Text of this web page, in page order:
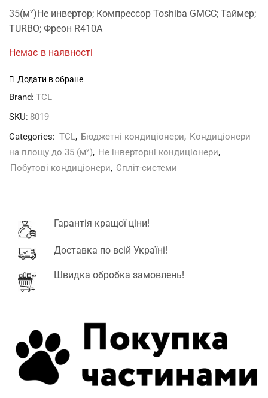
was:
35(м²)Не инвертор; Компрессор Toshiba GMCC; Таймер;
TURBO; Фреон R410А
Немає в наявності
Додати в обране
Brand: TCL
SKU: 8019
Categories: TCL , Бюджетні кондиціонери, Кондиціонери
на площу до 35 (м²), Не інверторні кондиціонери,
Побутові кондиціонери, Спліт-системи
Гарантія кращої ціни!
Доставка по всій Україні!
Швидка обробка замовлень!